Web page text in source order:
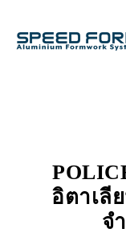
อิตาเลี
จ